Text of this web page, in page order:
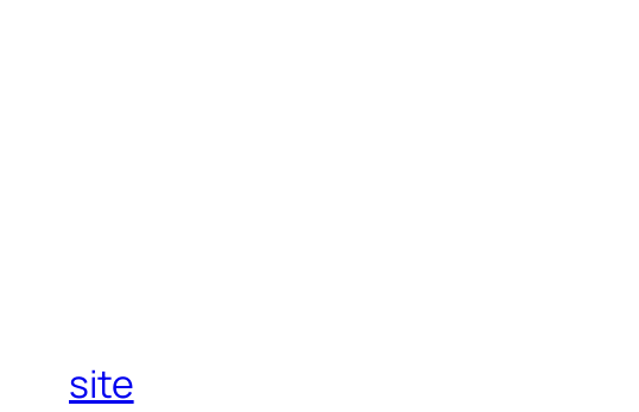
site